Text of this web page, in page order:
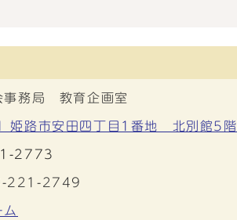
務局 教育企画室
路市安田四丁目1番地 北別館5階
2773
221-2749